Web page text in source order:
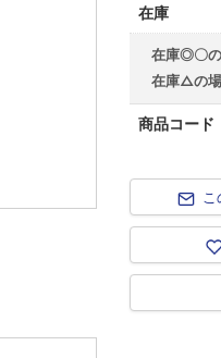
商品コード
在庫◎〇
在庫△の
在庫
こ